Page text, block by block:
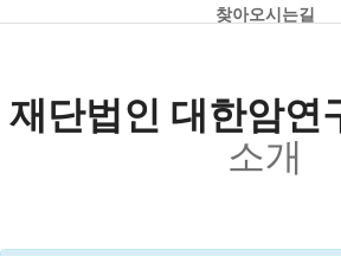
찾아오시는길
재단법인 대한암연
소개